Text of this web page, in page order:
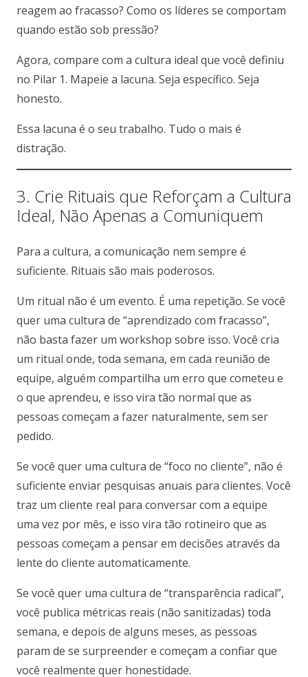
reagem ao fracasso? Como os líderes se comportam
quando estão sob pressão?
Agora, compare com a cultura ideal que você definiu
no Pilar 1. Mapeie a lacuna. Seja específico. Seja
honesto.
Essa lacuna é o seu trabalho. Tudo o mais é
distração.
3. Crie Rituais que Reforçam a Cultura
Ideal, Não Apenas a Comuniquem
Para a cultura, a comunicação nem sempre é
suficiente. Rituais são mais poderosos.
Um ritual não é um evento. É uma repetição. Se você
quer uma cultura de “aprendizado com fracasso”,
não basta fazer um workshop sobre isso. Você cria
um ritual onde, toda semana, em cada reunião de
equipe, alguém compartilha um erro que cometeu e
o que aprendeu, e isso vira tão normal que as
pessoas começam a fazer naturalmente, sem ser
pedido.
Se você quer uma cultura de “foco no cliente”, não é
suficiente enviar pesquisas anuais para clientes. Você
traz um cliente real para conversar com a equipe
uma vez por mês, e isso vira tão rotineiro que as
pessoas começam a pensar em decisões através da
lente do cliente automaticamente.
Se você quer uma cultura de “transparência radical”,
você publica métricas reais (não sanitizadas) toda
semana, e depois de alguns meses, as pessoas
param de se surpreender e começam a confiar que
você realmente quer honestidade.